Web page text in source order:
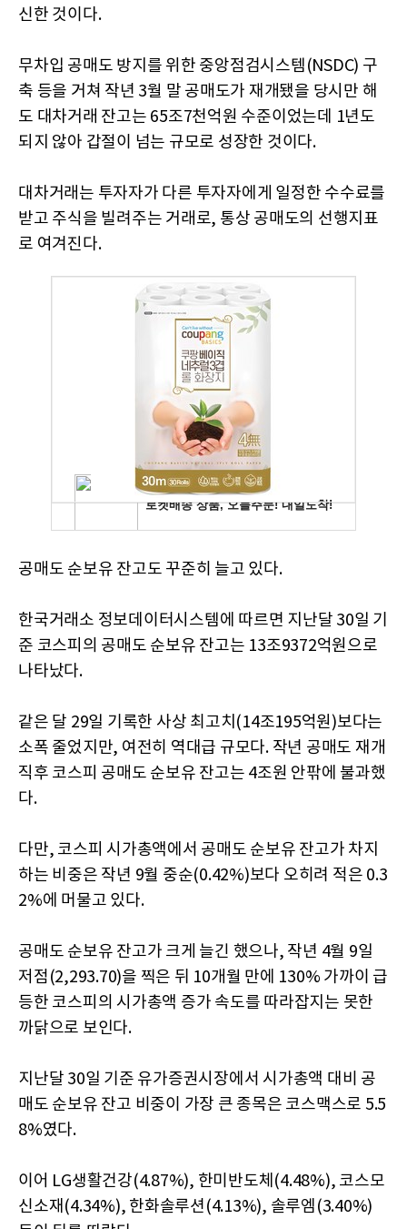
신한 것이다.
무차입 공매도 방지를 위한 중앙점검시스템(NSDC) 구
축 등을 거쳐 작년 3월 말 공매도가 재개됐을 당시만 해
도 대차거래 잔고는 65조7천억원 수준이었는데 1년도
되지 않아 갑절이 넘는 규모로 성장한 것이다.
대차거래는 투자자가 다른 투자자에게 일정한 수수료를
받고 주식을 빌려주는 거래로, 통상 공매도의 선행지표
로 여겨진다.
공매도 순보유 잔고도 꾸준히 늘고 있다.
한국거래소 정보데이터시스템에 따르면 지난달 30일 기
준 코스피의 공매도 순보유 잔고는 13조9372억원으로
나타났다.
같은 달 29일 기록한 사상 최고치(14조195억원)보다는
소폭 줄었지만, 여전히 역대급 규모다. 작년 공매도 재개
직후 코스피 공매도 순보유 잔고는 4조원 안팎에 불과했
다.
다만, 코스피 시가총액에서 공매도 순보유 잔고가 차지
하는 비중은 작년 9월 중순(0.42%)보다 오히려 적은 0.3
2%에 머물고 있다.
공매도 순보유 잔고가 크게 늘긴 했으나, 작년 4월 9일
저점(2,293.70)을 찍은 뒤 10개월 만에 130% 가까이 급
등한 코스피의 시가총액 증가 속도를 따라잡지는 못한
까닭으로 보인다.
지난달 30일 기준 유가증권시장에서 시가총액 대비 공
매도 순보유 잔고 비중이 가장 큰 종목은 코스맥스로 5.5
8%였다.
이어 LG생활건강(4.87%), 한미반도체(4.48%), 코스모
신소재(4.34%), 한화솔루션(4.13%), 솔루엠(3.40%)